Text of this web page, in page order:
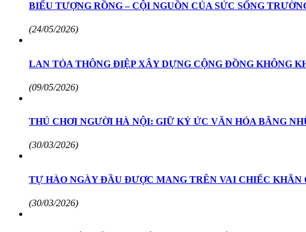
BIỂU TƯỢNG RỒNG – CỘI NGUỒN CỦA SỨC SỐNG
(24/05/2026)
LAN TỎA THÔNG ĐIỆP XÂY DỰNG CỘNG ĐỒNG KHÔNG
(09/05/2026)
THÚ CHƠI NGƯỜI HÀ NỘI: GIỮ KÝ ỨC VĂN HÓA BẰNG
(30/03/2026)
TỰ HÀO NGÀY ĐẦU ĐƯỢC MANG TRÊN VAI CHIẾC
(30/03/2026)